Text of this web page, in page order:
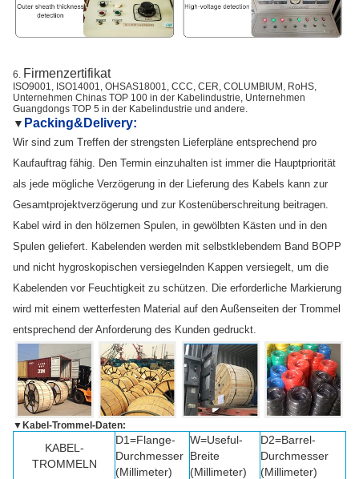
6. Firmenzertifikat
ISO9001, ISO14001, OHSAS18001, CCC, CER, COLUMBIUM, RoHS,
Unternehmen Chinas TOP 100 in der Kabelindustrie, Unternehmen
Guangdongs TOP 5 in der Kabelindustrie und andere.
▼ Packing&Delivery:
Wir sind zum Treffen der strengsten Lieferpläne entsprechend pro
Kaufauftrag fähig. Den Termin einzuhalten ist immer die Hauptpriorität
als jede mögliche Verzögerung in der Lieferung des Kabels kann zur
Gesamtprojektverzögerung und zur Kostenüberschreitung beitragen.
Kabel wird in den hölzernen Spulen, in gewölbten Kästen und in den
Spulen geliefert. Kabelenden werden mit selbstklebendem Band BOPP
und nicht hygroskopischen versiegelnden Kappen versiegelt, um die
Kabelenden vor Feuchtigkeit zu schützen. Die erforderliche Markierung
wird mit einem wetterfesten Material auf den Außenseiten der Trommel
entsprechend der Anforderung des Kunden gedruckt.
▼Kabel-Trommel-Daten:
KABEL-
TROMMELN
D1=Flange-
Durchmesser
(Millimeter)
W=Useful-
Breite
(Millimeter)
D2=Barrel-
Durchmesser
(Millimeter)